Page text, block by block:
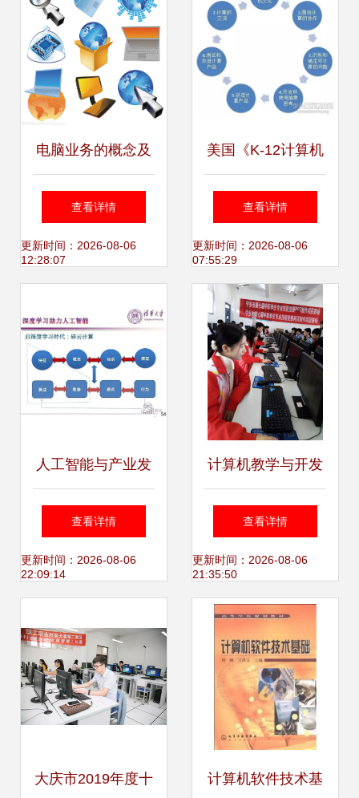
电脑业务的概念及
其与计算机技术开
发的关系
查看详情
更新时间：2026-08-06
12:28:07
美国《K-12计算机
科学框架》对我国
信息技术教育的启
示
查看详情
更新时间：2026-08-06
07:55:29
人工智能与产业发
展 孙富春教授谈计
算机技术开发的前
查看详情
更新时间：2026-08-06
22:09:14
计算机教学与开发
的竞技舞台 教研组
技能比拼与竞赛风
采
查看详情
更新时间：2026-08-06
21:35:50
大庆市2019年度十 计算机软件技术基